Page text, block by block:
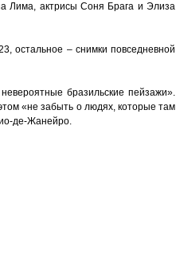
Лима, актрисы Соня Брага и Элиза
остальное – снимки повседневной
бразильские пейзажи».
«не забыть о людях, которые там
де-Жанейро.